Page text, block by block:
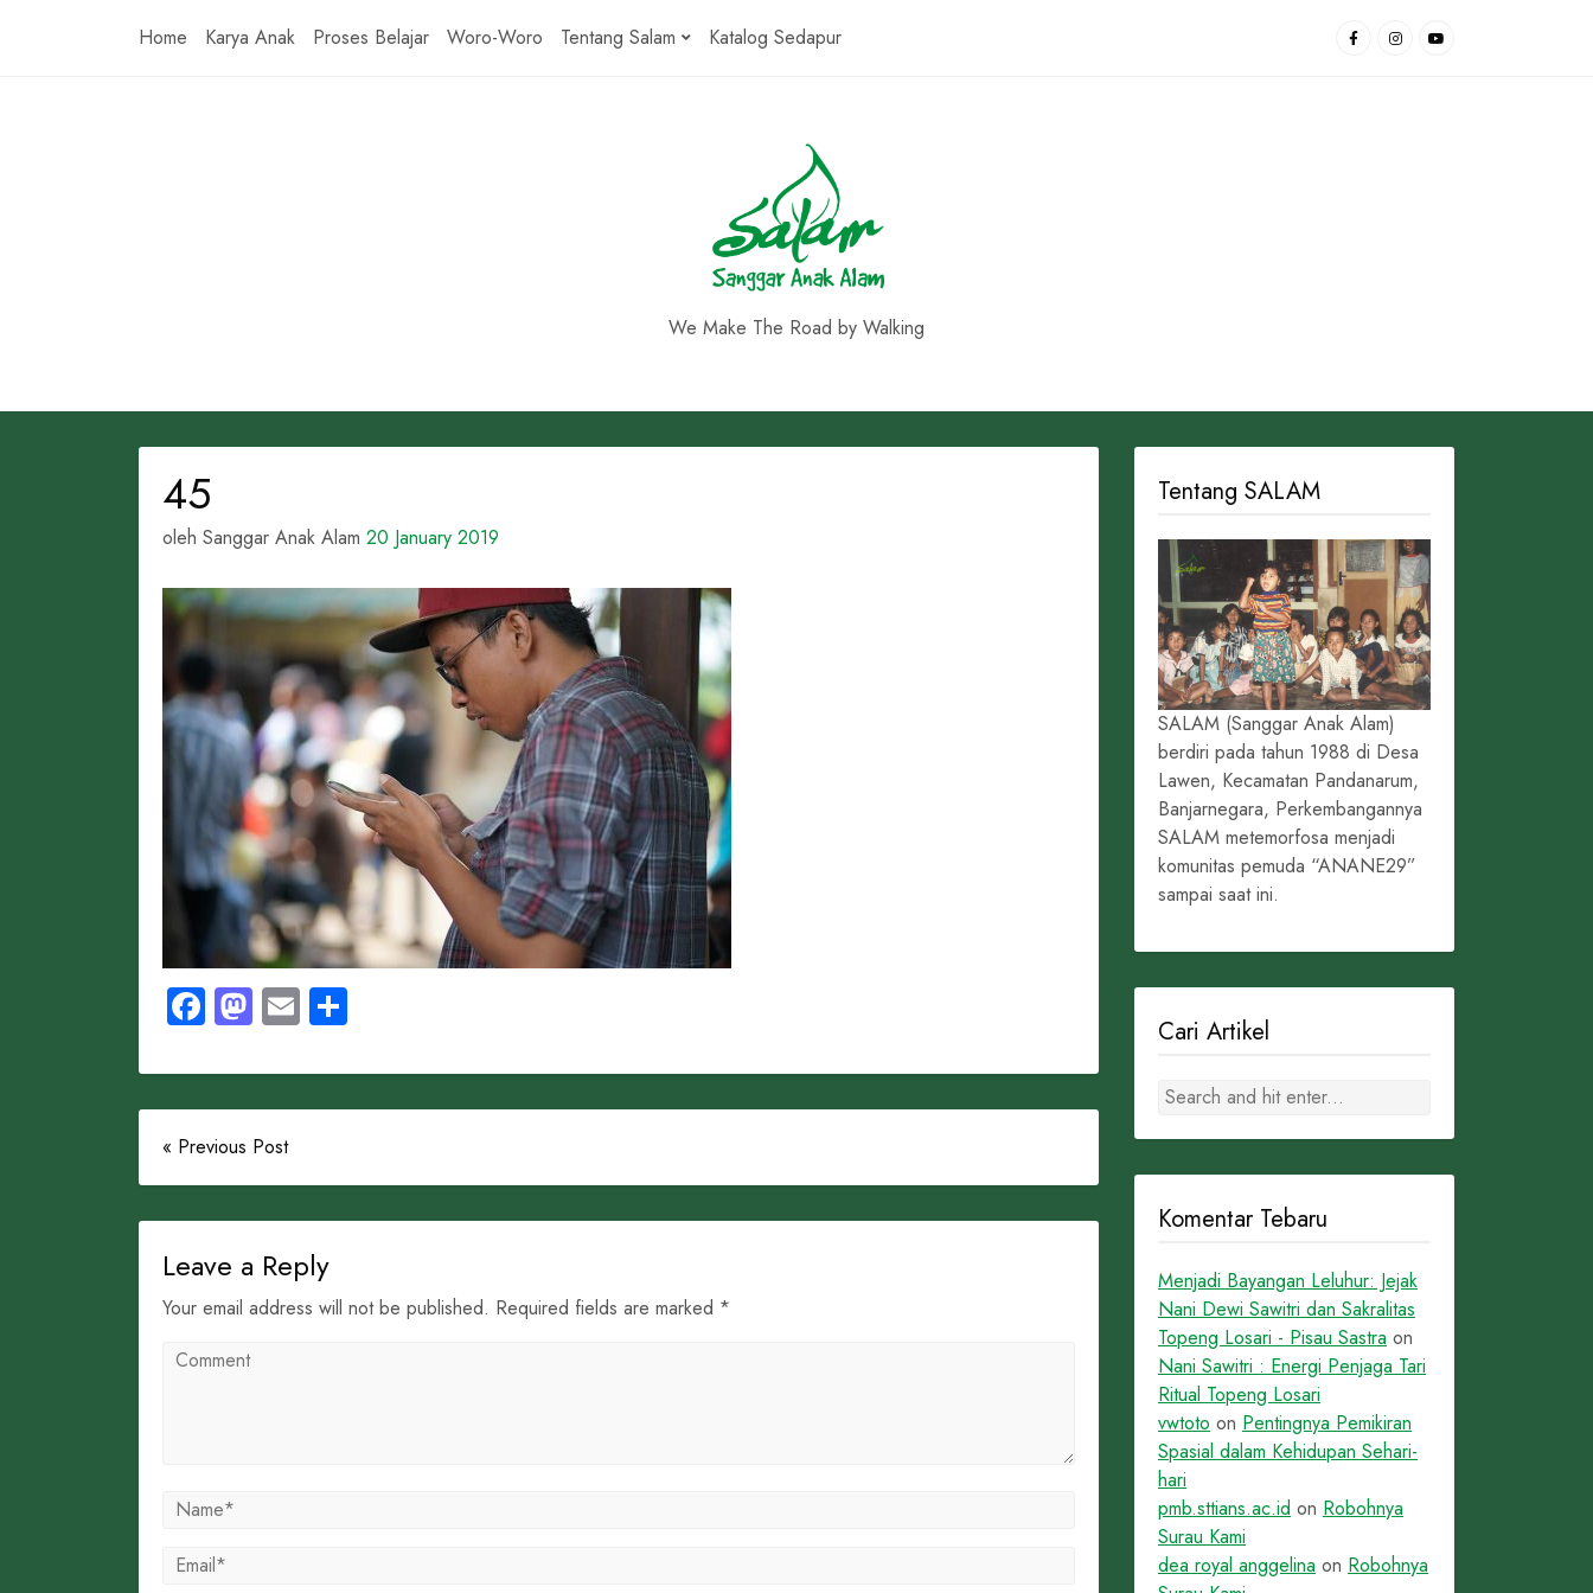
Home Karya Anak Proses Belajar Woro-Woro Tentang Salam Katalog Sedapur
We Make The Road by Walking
45
oleh Sanggar Anak Alam 20 January 2019
Facebook
Mastodon
Email
« Previous Post
Leave a Reply
Your email address will not be published. Required fields are marked *
Tentang SALAM
SALAM (Sanggar Anak Alam)
berdiri pada tahun 1988 di Desa
Lawen, Kecamatan Pandanarum,
Banjarnegara, Perkembangannya
SALAM metemorfosa menjadi
komunitas pemuda “ANANE29”
sampai saat ini.
Cari Artikel
Komentar Tebaru
Menjadi Bayangan Leluhur: Jejak
Nani Dewi Sawitri dan Sakralitas
Topeng Losari - Pisau Sastra on
Nani Sawitri : Energi Penjaga Tari
Ritual Topeng Losari
vwtoto on Pentingnya Pemikiran
Spasial dalam Kehidupan Sehari-
hari
pmb.sttians.ac.id on Robohnya
Surau Kami
dea royal anggelina on Robohnya